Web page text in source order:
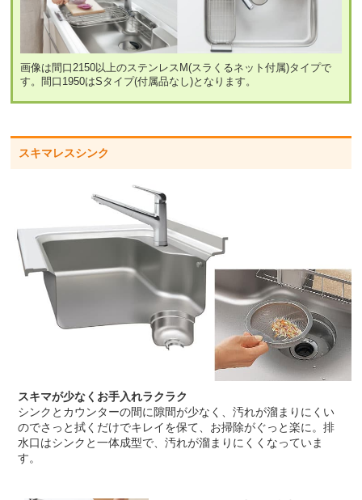
画像は間口2150以上のステンレスM(スラくるネット付属)タイプで
す。間口1950はSタイプ(付属品なし)となります。
スキマレスシンク
スキマが少なくお手入れラクラク
シンクとカウンターの間に隙間が少なく、汚れが溜まりにくい
のでさっと拭くだけでキレイを保て、お掃除がぐっと楽に。排
水口はシンクと一体成型で、汚れが溜まりにくくなっていま
す。